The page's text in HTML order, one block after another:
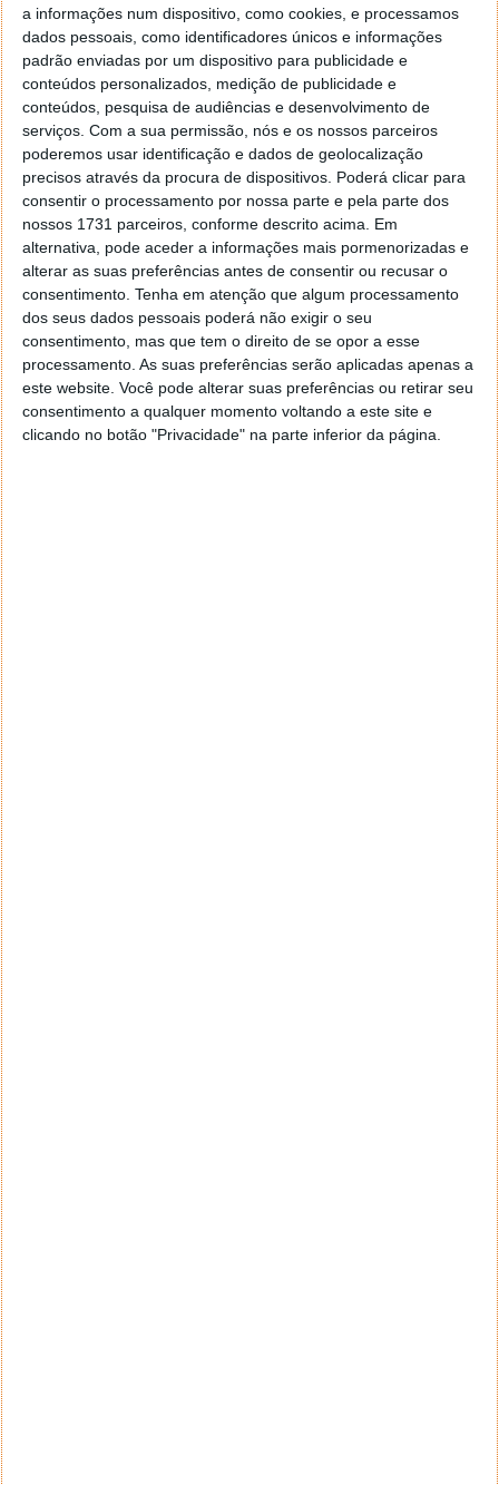
a informações num dispositivo, como cookies, e processamos
dados pessoais, como identificadores únicos e informações
padrão enviadas por um dispositivo para publicidade e
conteúdos personalizados, medição de publicidade e
conteúdos, pesquisa de audiências e desenvolvimento de
serviços. Com a sua permissão, nós e os nossos parceiros
poderemos usar identificação e dados de geolocalização
precisos através da procura de dispositivos. Poderá clicar para
consentir o processamento por nossa parte e pela parte dos
nossos 1731 parceiros, conforme descrito acima. Em
alternativa, pode aceder a informações mais pormenorizadas e
alterar as suas preferências antes de consentir ou recusar o
consentimento. Tenha em atenção que algum processamento
dos seus dados pessoais poderá não exigir o seu
consentimento, mas que tem o direito de se opor a esse
processamento. As suas preferências serão aplicadas apenas a
este website. Você pode alterar suas preferências ou retirar seu
consentimento a qualquer momento voltando a este site e
clicando no botão "Privacidade" na parte inferior da página.
A imagem projetada tem uma intensidade de brilho
de 6500 Lúmenes (380 ANSI lúmenes), com fonte de
iluminação LED de alto brilho conseguindo um
contraste nativo de 2000:1, valores estes muito
interessantes para a gama. A resolução nativa é
FullHD, de 1920x1080 píxeis, sendo o conjunto capaz
de bons resultados num tamanho de projeção de 300
polegadas a uma distância de 4 metros, ou 100" a 1,9